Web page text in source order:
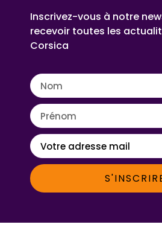
Inscrivez-vous à notre
recevoir toutes les
Corsica